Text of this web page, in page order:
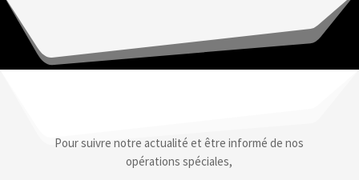
Pour suivre notre actualité et être informé de nos
opérations spéciales,